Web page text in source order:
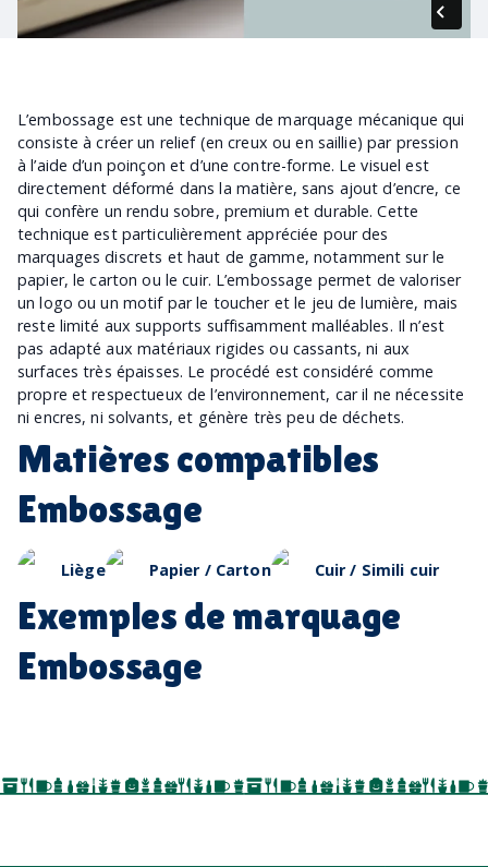
L’embossage est une technique de marquage mécanique qui
consiste à créer un relief (en creux ou en saillie) par pression
à l’aide d’un poinçon et d’une contre-forme. Le visuel est
directement déformé dans la matière, sans ajout d’encre, ce
qui confère un rendu sobre, premium et durable. Cette
technique est particulièrement appréciée pour des
marquages discrets et haut de gamme, notamment sur le
papier, le carton ou le cuir. L’embossage permet de valoriser
un logo ou un motif par le toucher et le jeu de lumière, mais
reste limité aux supports suffisamment malléables. Il n’est
pas adapté aux matériaux rigides ou cassants, ni aux
surfaces très épaisses. Le procédé est considéré comme
propre et respectueux de l’environnement, car il ne nécessite
ni encres, ni solvants, et génère très peu de déchets.
Matières compatibles
Embossage
Liège Papier / Carton Cuir / Simili cuir
Exemples de marquage
Embossage